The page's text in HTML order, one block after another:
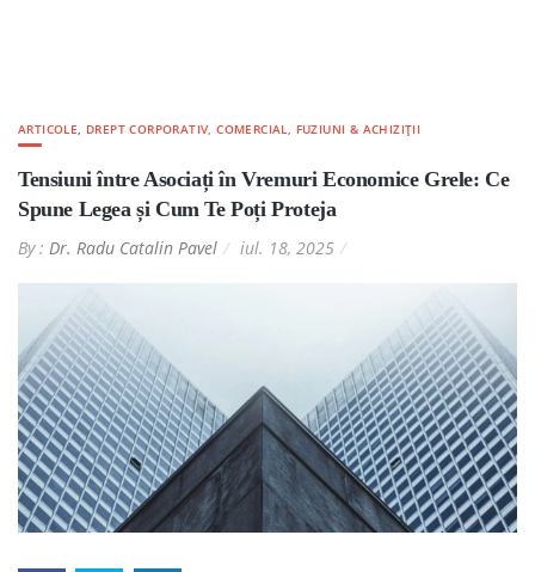
ARTICOLE, DREPT CORPORATIV, COMERCIAL, FUZIUNI & ACHIZIȚII
Tensiuni între Asociați în Vremuri Economice Grele: Ce
Spune Legea și Cum Te Poți Proteja
By : Dr. Radu Catalin Pavel iul. 18, 2025